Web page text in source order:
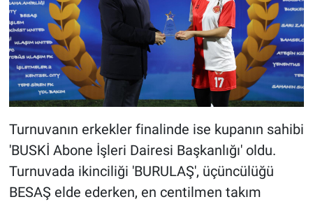
Turnuvanın erkekler finalinde ise kupanın sahibi
'BUSKİ Abone İşleri Dairesi Başkanlığı' oldu.
Turnuvada ikinciliği 'BURULAŞ', üçüncülüğü
BESAŞ elde ederken, en centilmen takım